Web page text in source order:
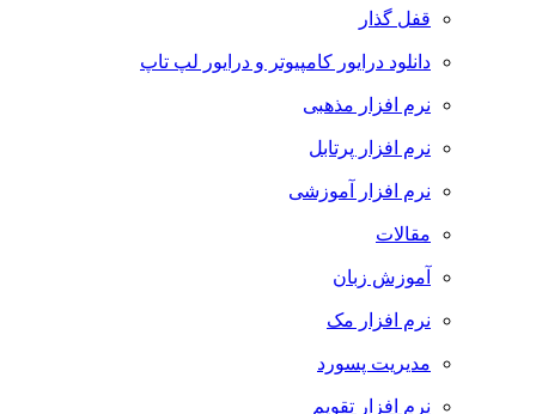
قفل گذار
دانلود درایور کامپیوتر و درایور لپ تاپ
نرم افزار مذهبی
نرم افزار پرتابل
نرم افزار آموزشی
مقالات
آموزش زبان
نرم افزار مک
مدیریت پسورد
نرم افزار تقویم